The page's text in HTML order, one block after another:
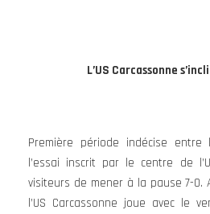
L’US Carcassonne
Première période indécise
l’essai inscrit par le centre de
visiteurs de mener à la pause 7-0.
l’US Carcassonne joue avec le